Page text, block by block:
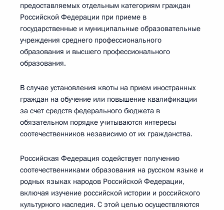
предоставляемых отдельным категориям граждан
Российской Федерации при приеме в
государственные и муниципальные образовательные
учреждения среднего профессионального
образования и высшего профессионального
образования.
В случае установления квоты на прием иностранных
граждан на обучение или повышение квалификации
за счет средств федерального бюджета в
обязательном порядке учитываются интересы
соотечественников независимо от их гражданства.
Российская Федерация содействует получению
соотечественниками образования на русском языке и
родных языках народов Российской Федерации,
включая изучение российской истории и российского
культурного наследия. С этой целью осуществляются